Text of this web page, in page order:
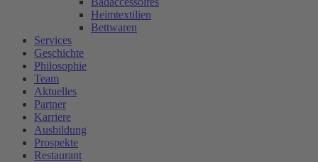
Heimtextilien
Bettwaren
Services
Geschichte
Philosophie
Team
Aktuelles
Partner
Karriere
Ausbildung
Prospekte
Restaurant